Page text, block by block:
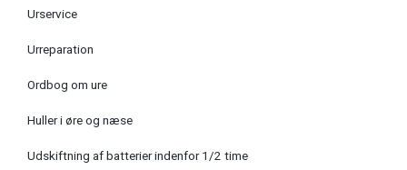
Urservice
Urreparation
Ordbog om ure
Huller i øre og næse
Udskiftning af batterier indenfor 1/2 time